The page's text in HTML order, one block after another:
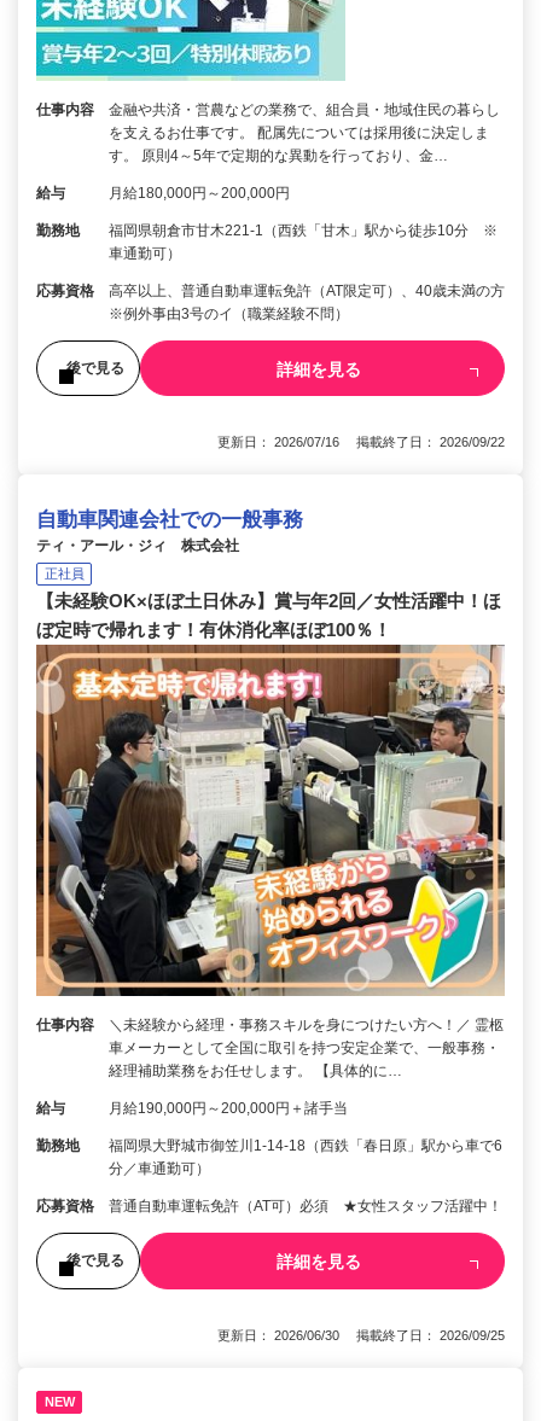
仕事内容
金融や共済・営農などの業務で、組合員・地域住民の暮らし
を支えるお仕事です。 配属先については採用後に決定しま
す。 原則4～5年で定期的な異動を行っており、金…
給与 月給180,000円～200,000円
勤務地
福岡県朝倉市甘木221-1（西鉄「甘木」駅から徒歩10分 ※
車通勤可）
応募資格
高卒以上、普通自動車運転免許（AT限定可）、40歳未満の方
※例外事由3号のイ（職業経験不問）
後で見る 詳細を見る
更新日： 2026/07/16 掲載終了日： 2026/09/22
自動車関連会社での一般事務
ティ・アール・ジィ 株式会社
正社員
【未経験OK×ほぼ土日休み】賞与年2回／女性活躍中！ほ
ぼ定時で帰れます！有休消化率ほぼ100％！
仕事内容
＼未経験から経理・事務スキルを身につけたい方へ！／ 霊柩
車メーカーとして全国に取引を持つ安定企業で、一般事務・
経理補助業務をお任せします。 【具体的に…
給与 月給190,000円～200,000円＋諸手当
勤務地
福岡県大野城市御笠川1-14-18（西鉄「春日原」駅から車で6
分／車通勤可）
応募資格 普通自動車運転免許（AT可）必須 ★女性スタッフ活躍中！
後で見る 詳細を見る
更新日： 2026/06/30 掲載終了日： 2026/09/25
NEW